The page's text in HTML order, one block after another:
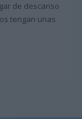
de descanso
tengan unas